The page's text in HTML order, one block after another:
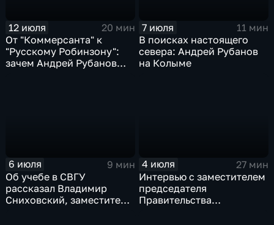
12 июля
20 мин
От "Коммерсанта" к
"Русскому Робинзону":
зачем Андрей Рубанов
7 июля
11 мин
В поисках настоящего
севера: Андрей Рубанов
на Колыме
6 июля
9 мин
Об учебе в СВГУ
рассказал Владимир
Сниховский, заместитель
4 июля
27 мин
Интервью с заместителем
председателя
Правительства